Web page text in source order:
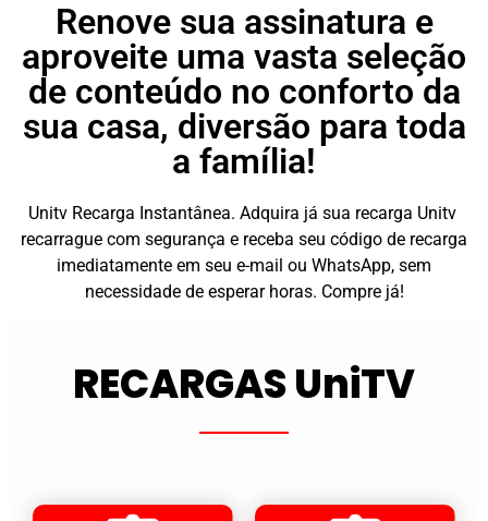
Renove sua assinatura e
aproveite uma vasta seleção
de conteúdo no conforto da
sua casa, diversão para toda
a família!
Unitv Recarga Instantânea. Adquira já sua recarga Unitv
recarrague com segurança e receba seu código de recarga
imediatamente em seu e-mail ou WhatsApp, sem
necessidade de esperar horas. Compre já!
RECARGAS UniTV